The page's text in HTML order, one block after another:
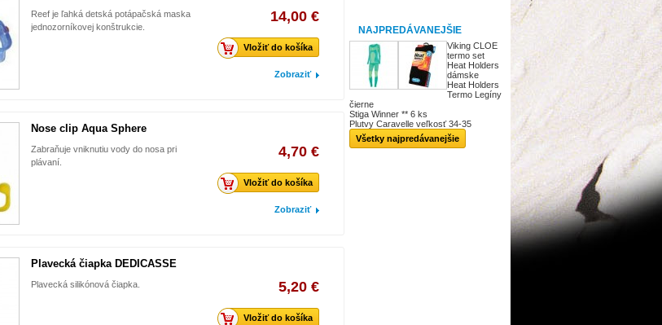
Reef je ľahká detská potápačská maska
jednozorníkovej konštrukcie.
14,00 €
Vložiť do košíka
Zobraziť
Nose clip Aqua Sphere
Zabraňuje vniknutiu vody do nosa pri
plávaní.
4,70 €
Vložiť do košíka
Zobraziť
Plavecká čiapka DEDICASSE
Plavecká silikónová čiapka. 5,20 €
Vložiť do košíka
NAJPREDÁVANEJŠIE
Viking CLOE
termo set
Heat Holders
dámske
Heat Holders
Termo Legíny
čierne
Stiga Winner ** 6 ks
Plutvy Caravelle veľkosť 34-35
Všetky najpredávanejšie